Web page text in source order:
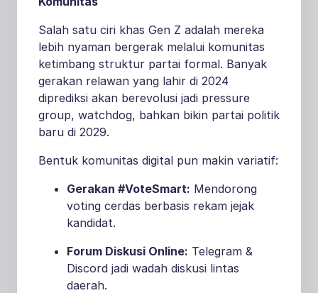
Salah satu ciri khas Gen Z adalah mereka
lebih nyaman bergerak melalui komunitas
ketimbang struktur partai formal. Banyak
gerakan relawan yang lahir di 2024
diprediksi akan berevolusi jadi pressure
group, watchdog, bahkan bikin partai politik
baru di 2029.
Bentuk komunitas digital pun makin variatif:
Gerakan #VoteSmart: Mendorong
voting cerdas berbasis rekam jejak
kandidat.
Forum Diskusi Online: Telegram &
Discord jadi wadah diskusi lintas
daerah.